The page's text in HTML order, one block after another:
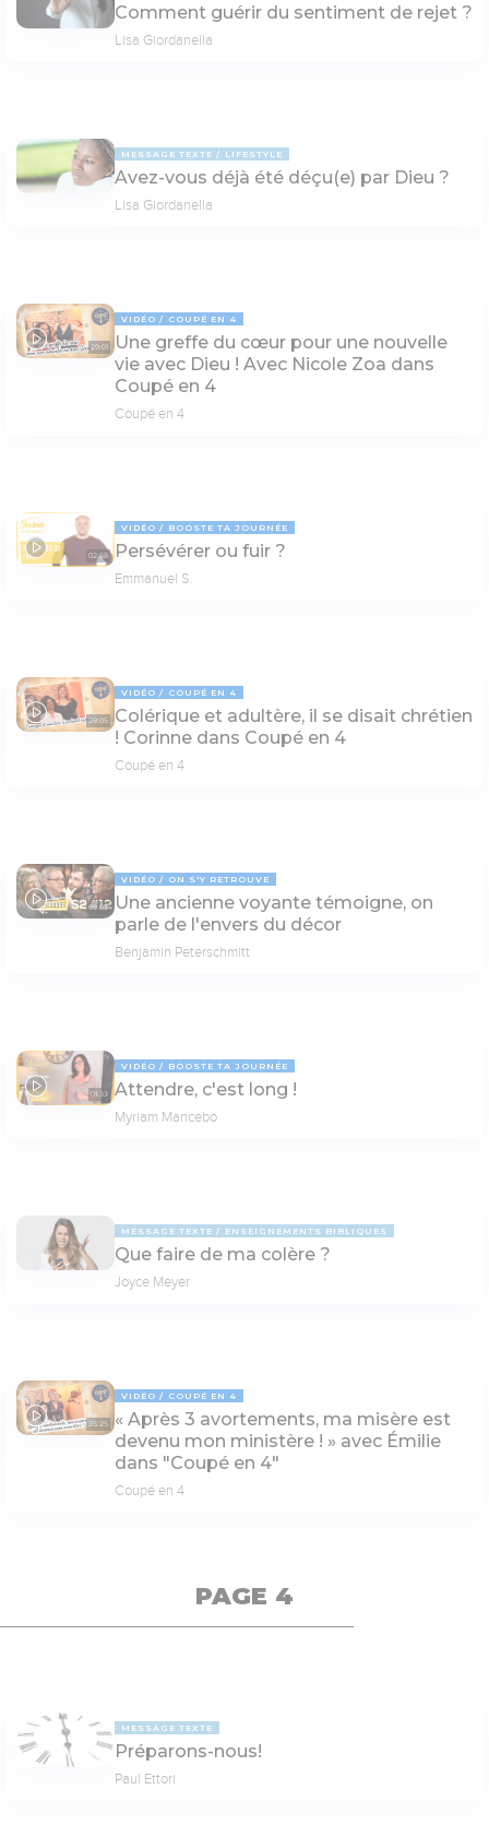
Comment guérir du sentiment de rejet ?
Lisa Giordanella
MESSAGE TEXTE LIFESTYLE
Avez-vous déjà été déçu(e) par Dieu ?
Lisa Giordanella
29:01
VIDÉO COUPÉ EN 4
Une greffe du cœur pour une nouvelle
vie avec Dieu ! Avec Nicole Zoa dans
Coupé en 4
Coupé en 4
02:58
VIDÉO BOOSTE TA JOURNÉE
Persévérer ou fuir ?
Emmanuel S.
29:05
VIDÉO COUPÉ EN 4
Colérique et adultère, il se disait chrétien
! Corinne dans Coupé en 4
Coupé en 4
69:03
VIDÉO ON S'Y RETROUVE
Une ancienne voyante témoigne, on
parle de l'envers du décor
Benjamin Peterschmitt
01:33
VIDÉO BOOSTE TA JOURNÉE
Attendre, c'est long !
Myriam Mancebo
MESSAGE TEXTE ENSEIGNEMENTS BIBLIQUES
Que faire de ma colère ?
Joyce Meyer
35:25
VIDÉO COUPÉ EN 4
« Après 3 avortements, ma misère est
devenu mon ministère ! » avec Émilie
dans "Coupé en 4"
Coupé en 4
PAGE 4
MESSAGE TEXTE
Préparons-nous!
Paul Ettori